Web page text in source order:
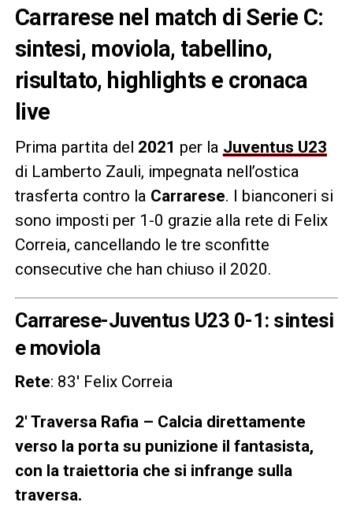
Carrarese nel match di Serie C:
sintesi, moviola, tabellino,
risultato, highlights e cronaca
live
Prima partita del 2021 per la Juventus U23
di Lamberto Zauli, impegnata nell’ostica
trasferta contro la Carrarese. I bianconeri si
sono imposti per 1-0 grazie alla rete di Felix
Correia, cancellando le tre sconfitte
consecutive che han chiuso il 2020.
Carrarese-Juventus U23 0-1: sintesi
e moviola
Rete: 83′ Felix Correia
2′ Traversa Rafia – Calcia direttamente
verso la porta su punizione il fantasista,
con la traiettoria che si infrange sulla
traversa.